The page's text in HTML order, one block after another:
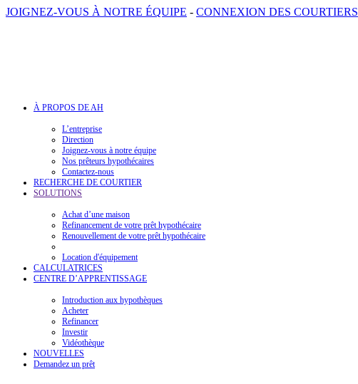
JOIGNEZ-VOUS À NOTRE ÉQUIPE - CONNEXION DES COURTIERS
À PROPOS DE AH
L’entreprise
Direction
Joignez-vous à notre équipe
Nos prêteurs hypothécaires
Contactez-nous
RECHERCHE DE COURTIER
SOLUTIONS
Achat d’une maison
Refinancement de votre prêt hypothécaire
Renouvellement de votre prêt hypothécaire
Location d'équipement
CALCULATRICES
CENTRE D’APPRENTISSAGE
Introduction aux hypothèques
Acheter
Refinancer
Investir
Vidéothèque
NOUVELLES
Demandez un prêt